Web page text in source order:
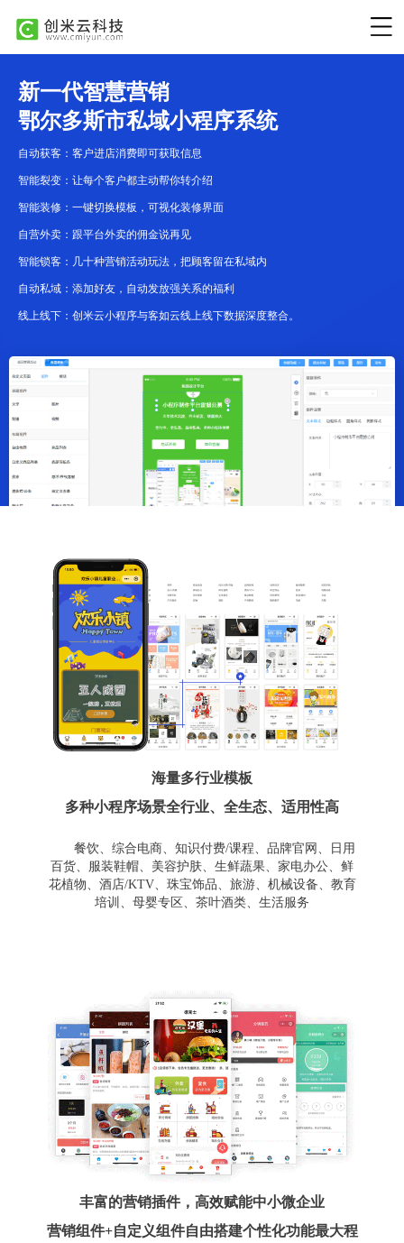
新一代智慧营销
鄂尔多斯市私域小程序系统
自动获客：客户进店消费即可获取信息
智能裂变：让每个客户都主动帮你转介绍
智能装修：一键切换模板，可视化装修界面
自营外卖：跟平台外卖的佣金说再见
智能锁客：几十种营销活动玩法，把顾客留在私域内
自动私域：添加好友，自动发放强关系的福利
线上线下：创米云小程序与客如云线上线下数据深度整合。
海量多行业模板
多种小程序场景全行业、全生态、适用性高
餐饮、综合电商、知识付费/课程、品牌官网、日用
百货、服装鞋帽、美容护肤、生鲜蔬果、家电办公、鲜
花植物、酒店/KTV、珠宝饰品、旅游、机械设备、教育
培训、母婴专区、茶叶酒类、生活服务
丰富的营销插件，高效赋能中小微企业
营销组件+自定义组件自由搭建个性化功能最大程